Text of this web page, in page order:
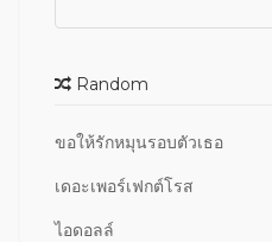
Random
ขอให้รักหมุนรอบตัวเธอ
เดอะเพอร์เฟกต์โรส
ไอดอลล์